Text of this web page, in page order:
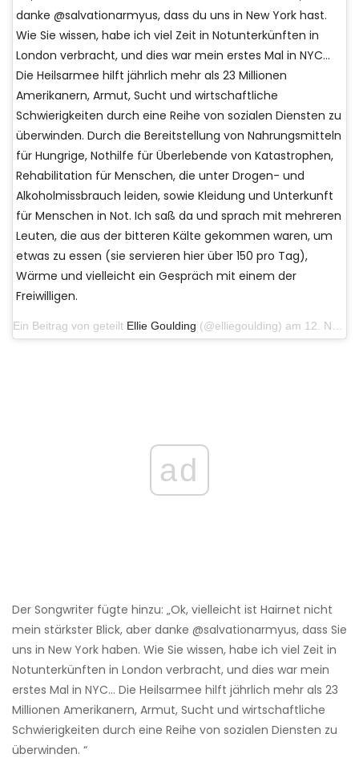
danke @salvationarmyus, dass du uns in New York hast.
Wie Sie wissen, habe ich viel Zeit in Notunterkünften in
London verbracht, und dies war mein erstes Mal in NYC…
Die Heilsarmee hilft jährlich mehr als 23 Millionen
Amerikanern, Armut, Sucht und wirtschaftliche
Schwierigkeiten durch eine Reihe von sozialen Diensten zu
überwinden. Durch die Bereitstellung von Nahrungsmitteln
für Hungrige, Nothilfe für Überlebende von Katastrophen,
Rehabilitation für Menschen, die unter Drogen- und
Alkoholmissbrauch leiden, sowie Kleidung und Unterkunft
für Menschen in Not. Ich saß da ​​und sprach mit mehreren
Leuten, die aus der bitteren Kälte gekommen waren, um
etwas zu essen (sie servieren hier über 150 pro Tag),
Wärme und vielleicht ein Gespräch mit einem der
Freiwilligen.
Ein Beitrag von geteilt Ellie Goulding (@elliegoulding) am 12. November 2019 um 6:30 Uhr PST
ad
Der Songwriter fügte hinzu: „Ok, vielleicht ist Hairnet nicht
mein stärkster Blick, aber danke @salvationarmyus, dass Sie
uns in New York haben. Wie Sie wissen, habe ich viel Zeit in
Notunterkünften in London verbracht, und dies war mein
erstes Mal in NYC… Die Heilsarmee hilft jährlich mehr als 23
Millionen Amerikanern, Armut, Sucht und wirtschaftliche
Schwierigkeiten durch eine Reihe von sozialen Diensten zu
überwinden. “